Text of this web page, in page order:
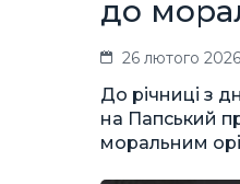
до
26 лютого 2026
До річниці з
на Папський
моральним